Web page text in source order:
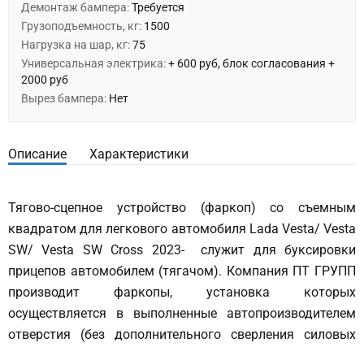
Демонтаж бампера:Требуется
Грузоподъемность, кг: 1500
Нагрузка на шар, кг:75
Универсальная электрика:+ 600 руб, блок согласования +
2000 руб
Вырез бампера: Нет
Описание Характеристики
Тягово-сцепное устройство (фаркоп) со съемным
квадратом для легкового автомобиля Lada Vesta/ Vesta
SW/ Vesta SW Cross 2023- служит для буксировки
прицепов автомобилем (тягачом). Компания ПТ ГРУПП
производит фаркопы, установка которых
осуществляется в выполненные автопроизводителем
отверстия (без дополнительного сверления силовых